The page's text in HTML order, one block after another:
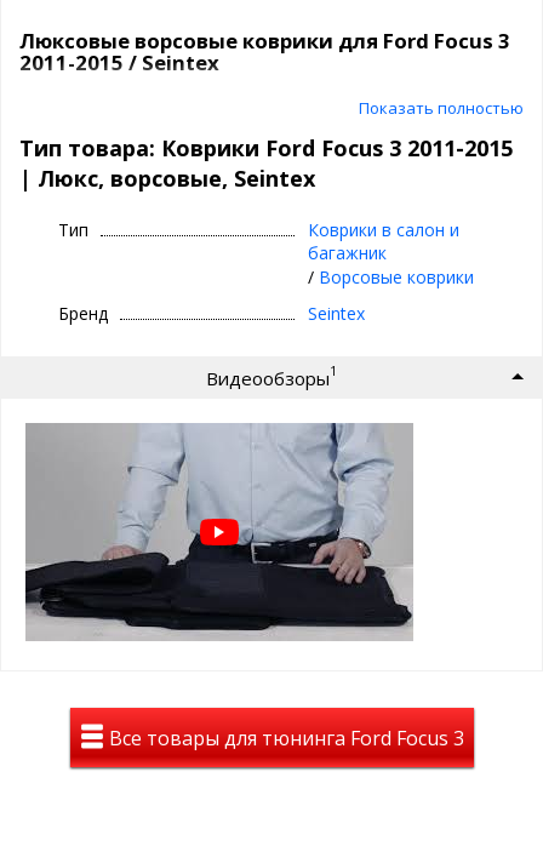
Люксовые ворсовые коврики для Ford Focus 3
2011-2015 / Seintex
Ворсовые коврики премиум класса |
Seintex
⊕ идеальное сочетание материалов:
антискользящее покрытие
⊕ надежно фиксируются, так как сделаны под
оригинальный крепеж, идельно повторяют
геометрию пола авто
⊕ используются каждый день круглый год -
лето, осень, зима, весна
⊕ имеют нестираемый подпятник
⊕ износостойки, легко чистятся и моются,
просты в уходе
⊕ Идеальное повторение
контуров салона
Ворсовые ковры ЛЮКС в салон
Seintex на Ford Focus 3 2011-2015
это новый уровень комфорта
лучшие лекала от завода
долговечность, стильный вид , идеальное
сочетание цены и положительных эмоций
Показать полностью
Тип товара: Коврики Ford Focus 3 2011-2015
| Люкс, ворсовые, Seintex
Тип
Коврики в салон и
багажник
/ Ворсовые коврики
Бренд
Seintex
Видеообзоры1
Все товары для тюнинга Ford Focus 3